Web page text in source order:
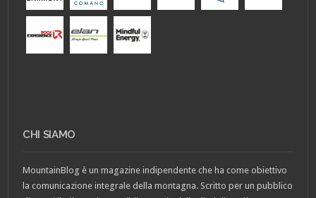
CHI SIAMO
MountainBlog è un magazine indipendente che ha come obiettivo
la comunicazione integrale della montagna. Scritto per un pubblico